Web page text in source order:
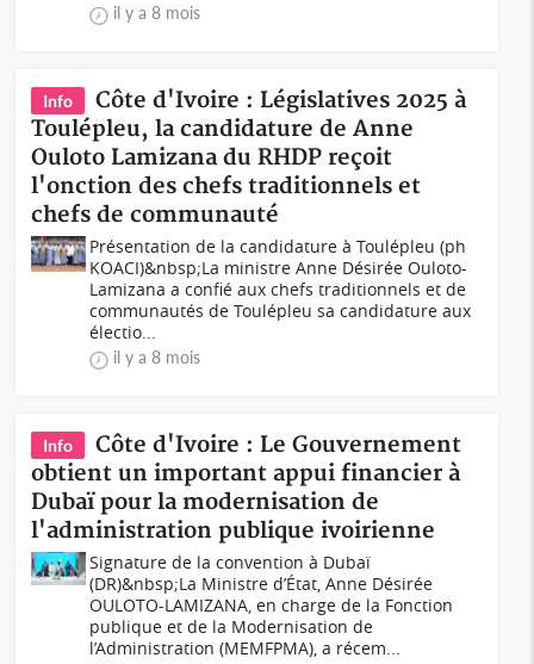
il y a 8 mois
Info
Côte d'Ivoire : Législatives 2025 à
Toulépleu, la candidature de Anne
Ouloto Lamizana du RHDP reçoit
l'onction des chefs traditionnels et
chefs de communauté
Présentation de la candidature à Toulépleu (ph
KOACI)&nbsp;La ministre Anne Désirée Ouloto-
Lamizana a confié aux chefs traditionnels et de
communautés de Toulépleu sa candidature aux
électio...
il y a 8 mois
Info
Côte d'Ivoire : Le Gouvernement
obtient un important appui financier à
Dubaï pour la modernisation de
l'administration publique ivoirienne
Signature de la convention à Dubaï
(DR)&nbsp;La Ministre d’État, Anne Désirée
OULOTO-LAMIZANA, en charge de la Fonction
publique et de la Modernisation de
l’Administration (MEMFPMA), a récem...